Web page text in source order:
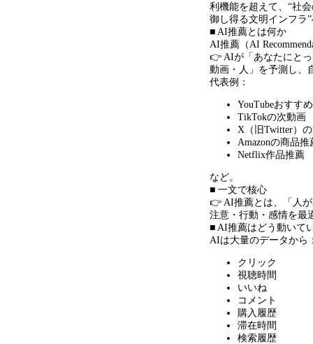
利機能を超えて、“社
御し得る文明インフラ
■ AI推薦とは何か
AI推薦（AI
👉 AIが「あなたにと
動画・人」を予測し、
代表例：
YouTubeおすす
TikTokの次動画
X（旧Twitter）
Amazonの商品推
Netflix作品推薦
など。
■ 一文で核心
👉 AI推薦とは、「人
注意・行動・感情を最
■ AI推薦はどう動いて
AIは大量のデータから
クリック
視聴時間
いいね
コメント
購入履歴
滞在時間
検索履歴